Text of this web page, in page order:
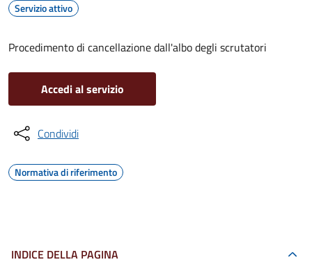
Servizio attivo
Procedimento di cancellazione dall'albo degli scrutatori
Accedi al servizio
Condividi
Normativa di riferimento
INDICE DELLA PAGINA